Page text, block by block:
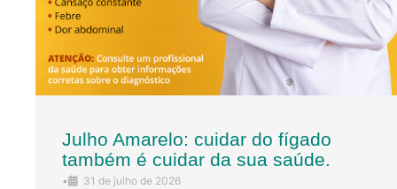
Julho Amarelo: cuidar do fígado
também é cuidar da sua saúde.
• 31 de julho de 2026